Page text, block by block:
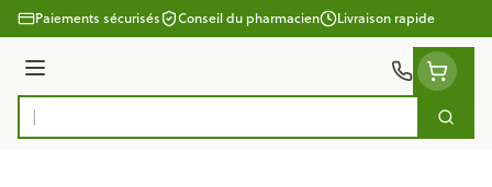
Aller au contenu
Paiements sécurisés Conseil du pharmacien Livraison rapide
Menu
Rechercher